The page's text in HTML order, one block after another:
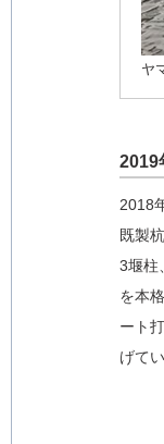
ヤ
2019
2018
既製
3堰柱
を本
ート
げて